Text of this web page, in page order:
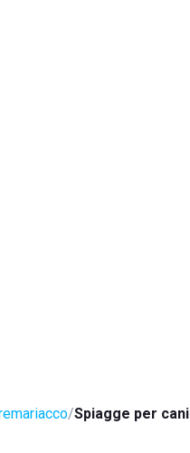
Spiagge per cani